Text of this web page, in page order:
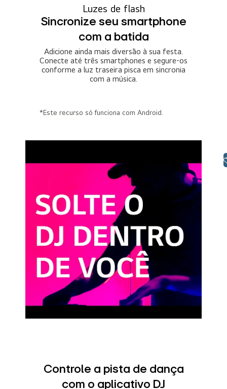
Luzes de flash
Sincronize seu smartphone
com a batida
Adicione ainda mais diversão à sua festa.
Conecte até três smartphones e segure-os
conforme a luz traseira pisca em sincronia
com a música.
*Este recurso só funciona com Android.
Controle a pista de dança
com o aplicativo DJ